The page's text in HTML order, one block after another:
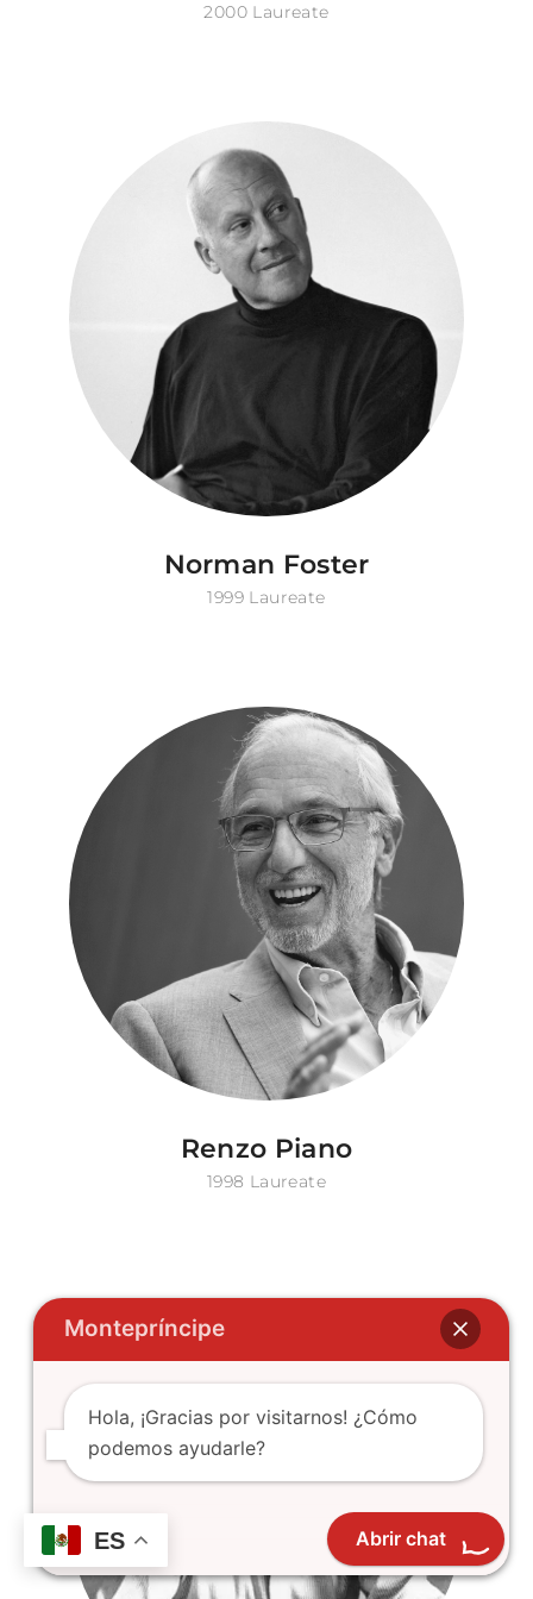
2000 Laureate
Norman Foster
1999 Laureate
Renzo Piano
1998 Laureate
ES
Montepríncipe
Hola, ¡Gracias por visitarnos! ¿Cómo
podemos ayudarle?
Abrir chat